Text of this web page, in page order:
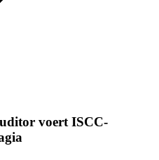
voert ISCC-